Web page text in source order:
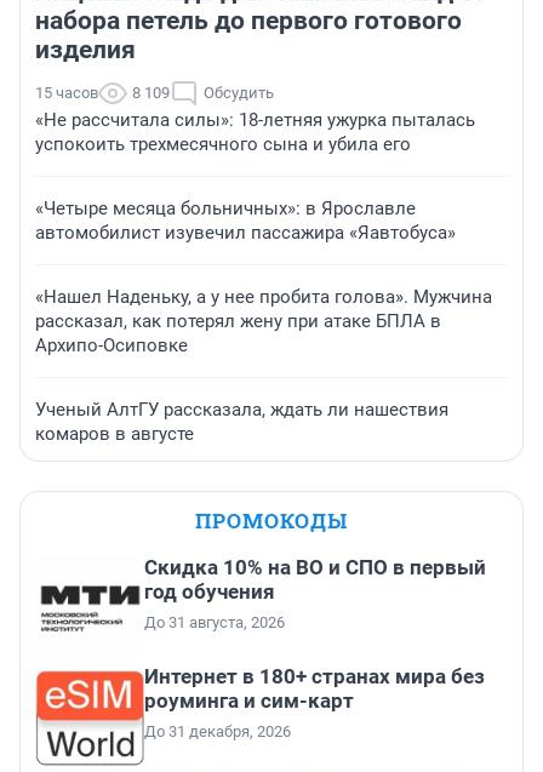
набора петель до первого готового
изделия
15 часов 8 109 Обсудить
«Не рассчитала силы»: 18-летняя ужурка пыталась
успокоить трехмесячного сына и убила его
«Четыре месяца больничных»: в Ярославле
автомобилист изувечил пассажира «Яавтобуса»
«Нашел Наденьку, а у нее пробита голова». Мужчина
рассказал, как потерял жену при атаке БПЛА в
Архипо-Осиповке
Ученый АлтГУ рассказала, ждать ли нашествия
комаров в августе
ПРОМОКОДЫ
Скидка 10% на ВО и СПО в первый
год обучения
До 31 августа, 2026
Интернет в 180+ странах мира без
роуминга и сим-карт
До 31 декабря, 2026